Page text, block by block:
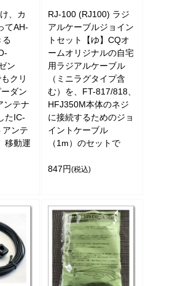
、カ
てAH-
る
ン
クリ
ダン
ンテナ
たIC-
ンテ
移動運
RJ-100 (RJ100) ラジ
アルケーブルジョイン
トセット【ゆ】CQオ
ームオリジナルの自宅
用ラジアルケーブル
（ミニラグタイプ含
む）を、FT-817/818、
HFJ350M本体のネジ
に接続するためのジョ
イントケーブル
（1m）のセットで
847円(税込)